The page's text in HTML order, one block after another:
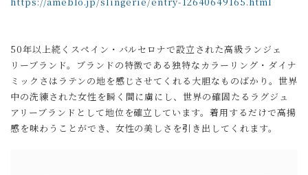
50年以上続くスペイン・バルセロナで設立された高級ランジェ
リーブランド。ブランドの特徴である独特なカラーリング・ダイナ
ミックさはラテンの地を感じさせてくれる大胆なものばかり。世界
中の洗練された女性を瞬く間に虜にし、世界の確固たるラグジュ
アリーブランドとして地位を確立しています。着用するだけで高揚
感を味わうことができ、女性の美しさを引き出してくれます。